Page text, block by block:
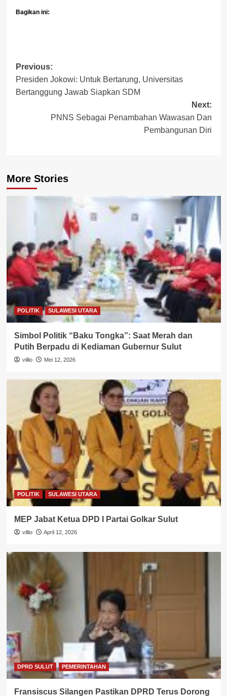
Bagikan ini:
Post
navigation
Previous:
Presiden Jokowi: Untuk Bertarung, Universitas
Bertanggung Jawab Siapkan SDM
Next:
PNNS Sebagai Penambahan Wawasan Dan
Pembangunan Diri
More Stories
POLITIK SULAWESI UTARA
Simbol Politik “Baku Tongka”: Saat Merah dan
Putih Berpadu di Kediaman Gubernur Sulut
villio Mei 12, 2026
POLITIK SULAWESI UTARA
MEP Jabat Ketua DPD I Partai Golkar Sulut
villio April 12, 2026
DPRD SULUT PEMERINTAHAN
Fransiscus Silangen Pastikan DPRD Terus Dorong